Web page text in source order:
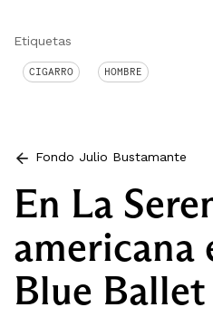
Etiquetas
CIGARRO HOMBRE
Fondo Julio Bustamante
En La
americana
Blue Ballet